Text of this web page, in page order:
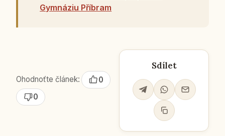
Gymnáziu Příbram
Ohodnoťte článek:
0
0
Sdílet